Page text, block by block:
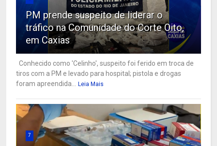
PM prende suspeito de liderar o
tráfico na Comunidade do Corte Oito,
em Caxias
Conhecido como 'Celinho', suspeito foi ferido em troca de
tiros com a PM e levado para hospital; pistola e drogas
foram apreendida... Leia Mais
7